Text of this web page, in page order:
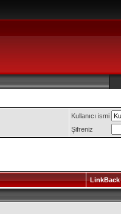
Kullanıcı ismi
Şifreniz
LinkBack